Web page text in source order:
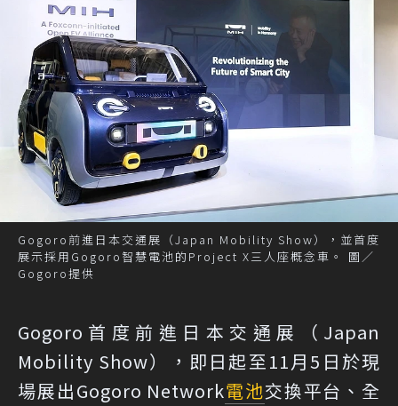
Gogoro前進日本交通展（Japan Mobility Show），並首度
展示採用Gogoro智慧電池的Project X三人座概念車。 圖／
Gogoro提供
Gogoro首度前進日本交通展（Japan
Mobility Show），即日起至11月5日於現
場展出Gogoro Network電池交換平台、全